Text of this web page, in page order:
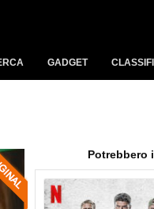
GADGET
Potrebbero